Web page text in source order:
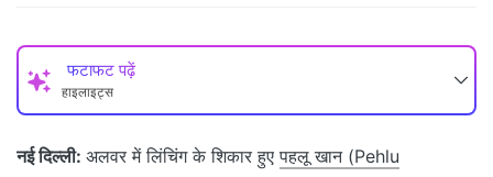
फटाफट पढ़ें
हाइलाइट्स
नई दिल्ली: अलवर में लिंचिंग के शिकार हुएपहलू खान (Pehlu